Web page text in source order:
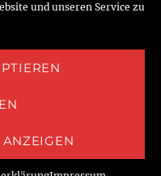
und unseren Service zu
präsentiert von